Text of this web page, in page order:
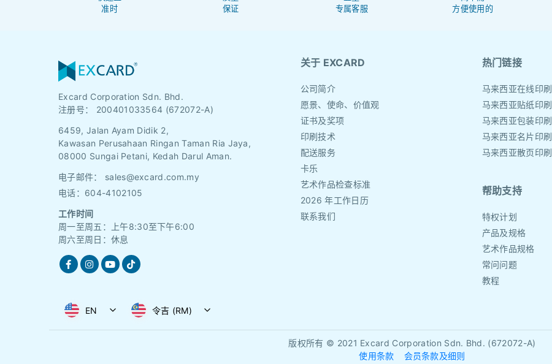
准时
保证
专属客服
方便使用的
Excard Corporation Sdn. Bhd.
注册号： 200401033564 (672072-A)
6459, Jalan Ayam Didik 2,
Kawasan Perusahaan Ringan Taman Ria Jaya,
08000 Sungai Petani, Kedah Darul Aman.
电子邮件： sales@excard.com.my
电话：604-4102105
工作时间
周一至周五：上午8:30至下午6:00
周六至周日：休息
关于 EXCARD
公司简介
愿景、使命、价值观
证书及奖项
印刷技术
配送服务
卡乐
艺术作品检查标准
2026 年工作日历
联系我们
热门链接
马来西亚在线印刷
马来西亚贴纸印刷
马来西亚包装印刷
马来西亚名片印刷
马来西亚散页印刷
帮助支持
特权计划
产品及规格
艺术作品规格
常问问题
教程
EN 令吉 (RM)
版权所有 © 2021 Excard Corporation Sdn. Bhd. (672072-A)
使用条款
会员条款及细则